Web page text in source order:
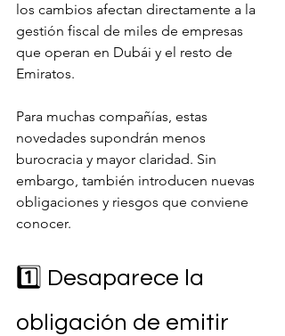
los cambios afectan directamente a la
gestión fiscal de miles de empresas
que operan en Dubái y el resto de
Emiratos.
Para muchas compañías, estas
novedades supondrán menos
burocracia y mayor claridad. Sin
embargo, también introducen nuevas
obligaciones y riesgos que conviene
conocer.
1️⃣ Desaparece la
obligación de emitir